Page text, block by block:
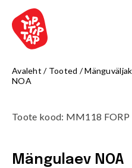
Avaleht / Tooted /
NOA
Toote kood: MM118 FORP
Mängulaev NOA